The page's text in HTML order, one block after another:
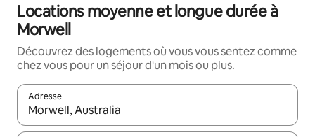
Locations moyenne et longue durée à
Morwell
Découvrez des logements où vous vous sentez comme
chez vous pour un séjour d'un mois ou plus.
Adresse
Lorsque les résultats s'affichent, utilisez les flèches vers le